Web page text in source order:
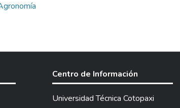
Centro de Información
Universidad Técnica Cotopaxi